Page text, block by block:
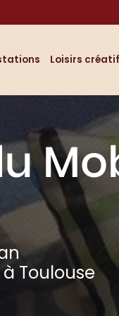
Loisirs
Toulouse